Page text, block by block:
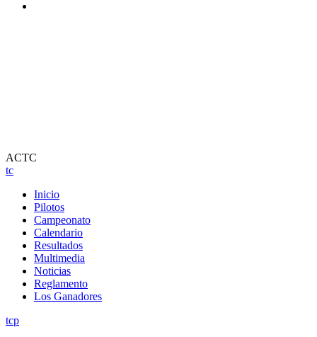
ACTC
tc
Inicio
Pilotos
Campeonato
Calendario
Resultados
Multimedia
Noticias
Reglamento
Los Ganadores
tcp